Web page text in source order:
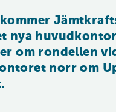
nya
om rondellen
norr om